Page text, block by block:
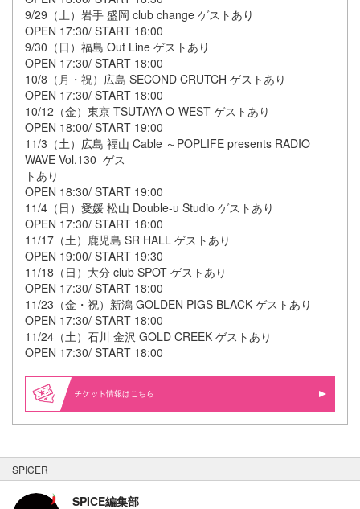
9/29（土）岩手 盛岡 club change ゲストあり
OPEN 17:30/ START 18:00
9/30（日）福島 Out Line ゲストあり
OPEN 17:30/ START 18:00
10/8（月・祝）広島 SECOND CRUTCH ゲストあり
OPEN 17:30/ START 18:00
10/12（金）東京 TSUTAYA O-WEST ゲストあり
OPEN 18:00/ START 19:00
11/3（土）広島 福山 Cable ～POPLIFE presents RADIO
WAVE Vol.130 ゲス
トあり
OPEN 18:30/ START 19:00
11/4（日）愛媛 松山 Double-u Studio ゲストあり
OPEN 17:30/ START 18:00
11/17（土）鹿児島 SR HALL ゲストあり
OPEN 19:00/ START 19:30
11/18（日）大分 club SPOT ゲストあり
OPEN 17:30/ START 18:00
11/23（金・祝）新潟 GOLDEN PIGS BLACK ゲストあり
OPEN 17:30/ START 18:00
11/24（土）石川 金沢 GOLD CREEK ゲストあり
OPEN 17:30/ START 18:00
情報はこちら
SPICER
SPICE編集部